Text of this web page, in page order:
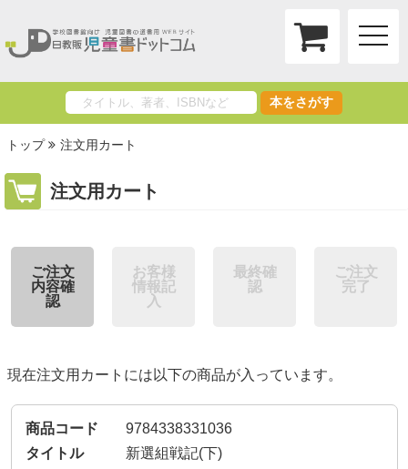
toggle
本をさがす
トップ 注文用カート
注文用カート
ご注文
内容確
認
お客様
情報記
入
最終確
認
ご注文
完了
現在注文用カートには以下の商品が入っています。
9784338331036
新選組戦記(下)